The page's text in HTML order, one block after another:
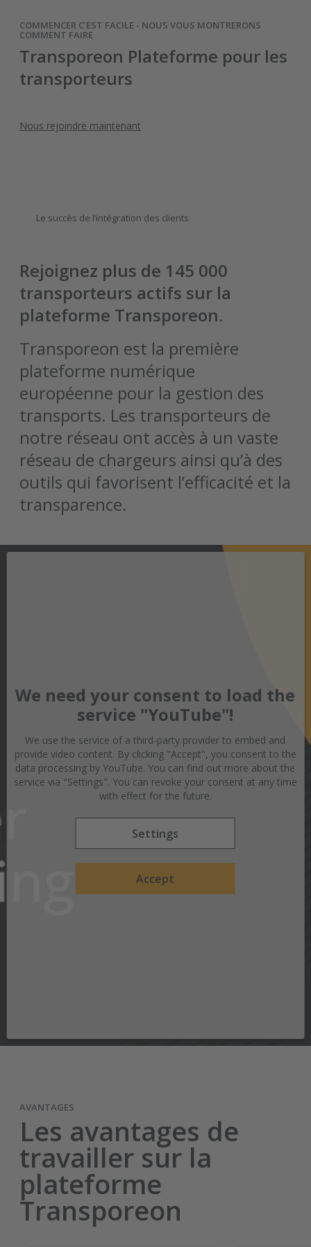
COMMENCER C’EST FACILE - NOUS VOUS MONTRERONS
COMMENT FAIRE
Transporeon Plateforme pour les
transporteurs
Nous rejoindre maintenant
Le succès de l’intégration des clients
Rejoignez plus de 145 000
transporteurs actifs sur la
plateforme Transporeon.
Transporeon est la première
plateforme numérique
européenne pour la gestion des
transports. Les transporteurs de
notre réseau ont accès à un vaste
réseau de chargeurs ainsi qu’à des
outils qui favorisent l’efficacité et la
transparence.
We need your consent to load the
service "YouTube"!
We use the service of a third-party provider to embed and
provide video content. By clicking "Accept", you consent to the
data processing by YouTube. You can find out more about the
service via "Settings". You can revoke your consent at any time
with effect for the future.
Settings
Accept
AVANTAGES
Les avantages de
travailler sur la
plateforme
Transporeon